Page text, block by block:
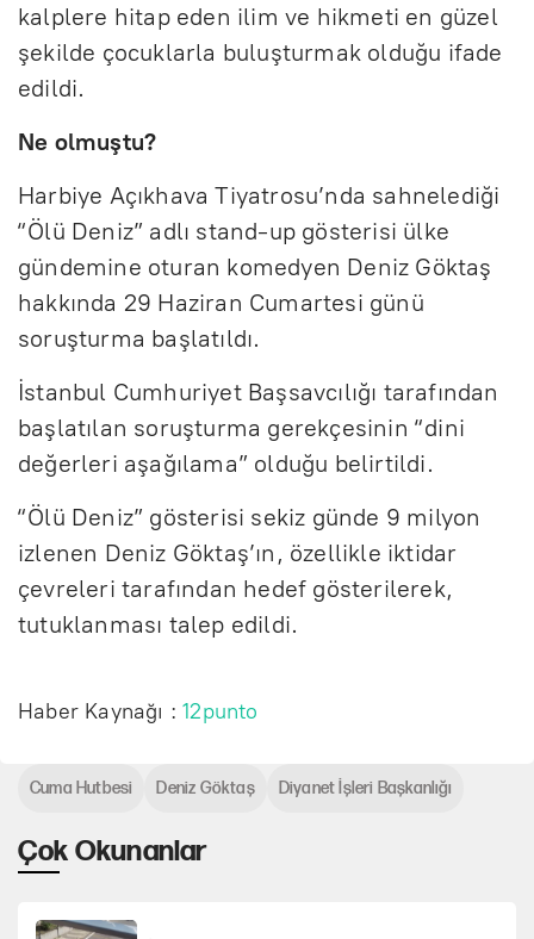
kalplere hitap eden ilim ve hikmeti en güzel
şekilde çocuklarla buluşturmak olduğu ifade
edildi.
Ne olmuştu?
Harbiye Açıkhava Tiyatrosu’nda sahnelediği
“Ölü Deniz” adlı stand-up gösterisi ülke
gündemine oturan komedyen Deniz Göktaş
hakkında 29 Haziran Cumartesi günü
soruşturma başlatıldı.
İstanbul Cumhuriyet Başsavcılığı tarafından
başlatılan soruşturma gerekçesinin “dini
değerleri aşağılama” olduğu belirtildi.
“Ölü Deniz” gösterisi sekiz günde 9 milyon
izlenen Deniz Göktaş’ın, özellikle iktidar
çevreleri tarafından hedef gösterilerek,
tutuklanması talep edildi.
Haber Kaynağı :12punto
Çok Okunanlar
Cuma Hutbesi Deniz Göktaş Diyanet İşleri Başkanlığı